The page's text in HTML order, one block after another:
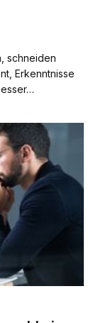
schneiden
Erkenntnisse